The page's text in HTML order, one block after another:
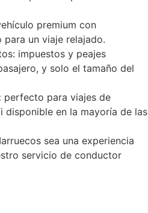
premium con
un viaje relajado.
impuestos y peajes
y solo el tamaño del
perfecto para viajes de
disponible en la mayoría de las
sea una experiencia
servicio de conductor